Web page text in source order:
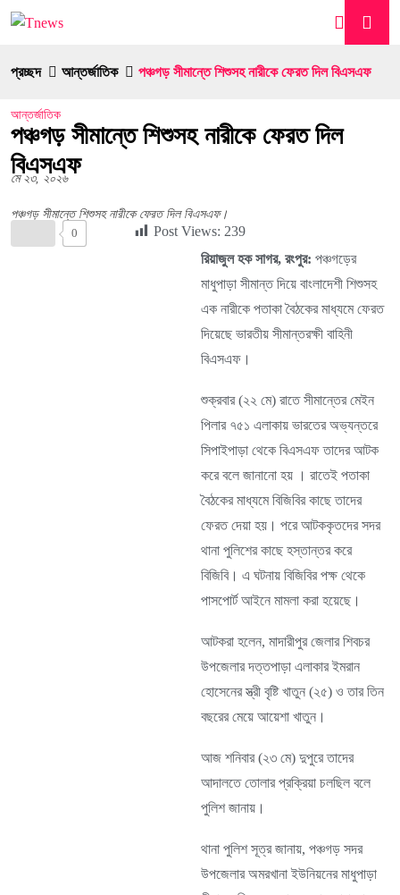
প্রচ্ছদ আন্তর্জাতিক পঞ্চগড় সীমান্তে শিশুসহ নারীকে ফেরত দিল বিএসএফ
আন্তর্জাতিক
পঞ্চগড় সীমান্তে শিশুসহ নারীকে ফেরত দিল
বিএসএফ
মে ২৩, ২০২৬
পঞ্চগড় সীমান্তে শিশুসহ নারীকে ফেরত দিল বিএসএফ।
0 Post Views: 239
রিয়াজুল হক সাগর, রংপুর: পঞ্চগড়ের
মাধুপাড়া সীমান্ত দিয়ে বাংলাদেশী শিশুসহ
এক নারীকে পতাকা বৈঠকের মাধ্যমে ফেরত
দিয়েছে ভারতীয় সীমান্তরক্ষী বাহিনী
বিএসএফ।
শুক্রবার (২২ মে) রাতে সীমান্তের মেইন
পিলার ৭৫১ এলাকায় ভারতের অভ্যন্তরে
সিপাইপাড়া থেকে বিএসএফ তাদের আটক
করে বলে জানানো হয় । রাতেই পতাকা
বৈঠকের মাধ্যমে বিজিবির কাছে তাদের
ফেরত দেয়া হয়। পরে আটককৃতদের সদর
থানা পুলিশের কাছে হস্তান্তর করে
বিজিবি। এ ঘটনায় বিজিবির পক্ষ থেকে
পাসপোর্ট আইনে মামলা করা হয়েছে।
আটকরা হলেন, মাদারীপুর জেলার শিবচর
উপজেলার দত্তপাড়া এলাকার ইমরান
হোসেনের স্ত্রী বৃষ্টি খাতুন (২৫) ও তার তিন
বছরের মেয়ে আয়েশা খাতুন।
আজ শনিবার (২৩ মে) দুপুরে তাদের
আদালতে তোলার প্রক্রিয়া চলছিল বলে
পুলিশ জানায়।
থানা পুলিশ সূত্র জানায়, পঞ্চগড় সদর
উপজেলার অমরখানা ইউনিয়নের মাধুপাড়া